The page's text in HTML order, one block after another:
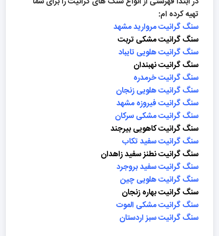
تهیه کرده ام:
سنگ گرانیت مروارید مشهد
سنگ گرانیت مشکی تربت
سنگ گرانیت هلویی تایباد
سنگ گرانیت نهبندان
سنگ گرانیت خرمدره
سنگ گرانیت هلویی زنجان
سنگ گرانیت فیروزه مشهد
سنگ گرانیت مشکی سرکان
سنگ گرانیت کاهویی بیرجند
سنگ گرانیت سفید تکاب
سنگ گرانیت نطنز سفید زاهدان
سنگ گرانیت سفید بروجرد
سنگ گرانیت هلویی چین
سنگ گرانیت بهاره زنجان
سنگ گرانیت مشکی الموت
سنگ گرانیت سبز اردستان